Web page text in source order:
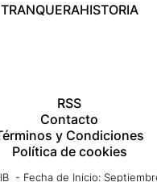
TRANQUERAHISTORIA
RSS
Contacto
y Condiciones
Política de cookies
- Fecha de Inicio: